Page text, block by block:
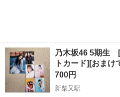
乃木坂46 5期生 [
トカード][おま
700円
新柴又駅